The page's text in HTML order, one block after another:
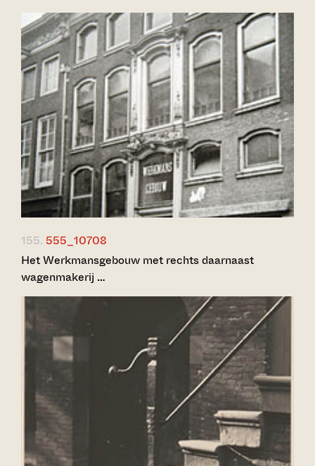
155. 555_10708
Het Werkmansgebouw met rechts daarnaast
wagenmakerij …